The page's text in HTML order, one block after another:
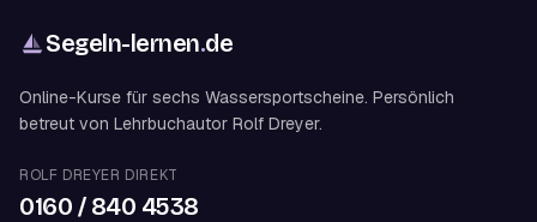
Segeln-lernen.de
Online-Kurse für sechs Wassersportscheine. Persönlich
betreut von Lehrbuchautor Rolf Dreyer.
ROLF DREYER DIREKT
0160 / 840 4538